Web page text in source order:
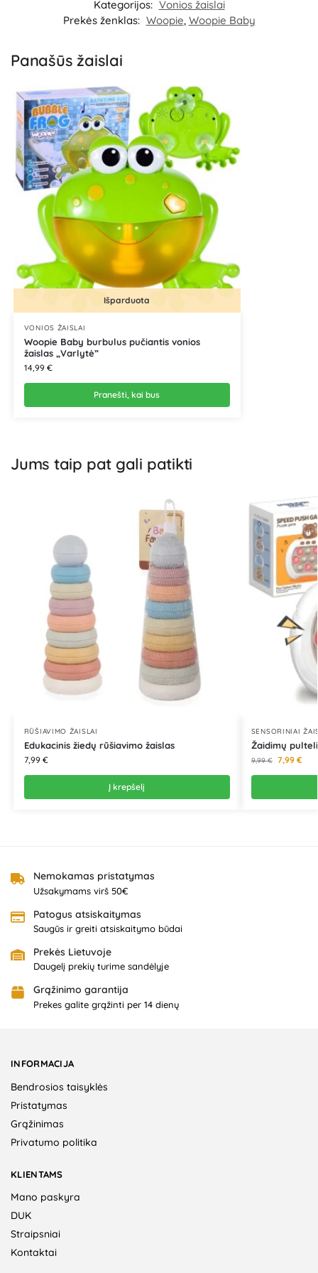
Kategorijos: Vonios žaislai
Prekės ženklas: Woopie, Woopie Baby
Panašūs žaislai
Išparduota
VONIOS ŽAISLAI
Woopie Baby burbulus pučiantis vonios
žaislas „Varlytė”
14,99 €
Pranešti, kai bus
Jums taip pat gali patikti
RŪŠIAVIMO ŽAISLAI
Edukacinis žiedų rūšiavimo žaislas
7,99 €
Į krepšelį
SENSORINIAI
Žaidimų
9,99€ 7,99 €
Nemokamas pristatymas
Užsakymams virš 50€
Patogus atsiskaitymas
Saugūs ir greiti atsiskaitymo būdai
Prekės Lietuvoje
Daugelį prekių turime sandėlyje
Grąžinimo garantija
Prekes galite grąžinti per 14 dienų
INFORMACIJA
Bendrosios taisyklės
Pristatymas
Grąžinimas
Privatumo politika
KLIENTAMS
Mano paskyra
DUK
Straipsniai
Kontaktai